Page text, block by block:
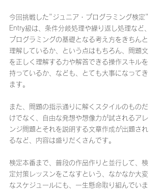
今回挑戦した"ジュニア・プログラミング検定"
Entry級は、条件分岐処理や繰り返し処理など、
プログラミングの基礎となる考え方をきちんと
理解しているか、という点はもちろん、問題文
を正しく理解する力や解答できる操作スキルを
持っているか、なども、とても大事になってき
ます。
また、問題の指示通りに解くスタイルのものだ
けでなく、自由な発想や想像力が試されるアレ
ンジ問題とそれを説明する文章作成が出題され
るなど、内容は盛りだくさんです。
検定本番まで、普段の作品作りと並行して、検
定対策レッスンをこなすという、なかなか大変
なスケジュールにも、一生懸命取り組んでいま